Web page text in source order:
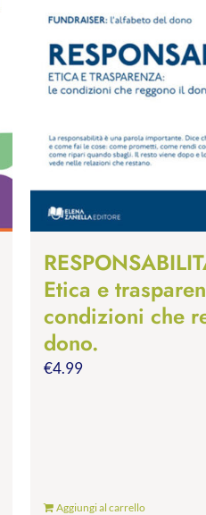
Etica e
condizioni che
dono.
€4.99
Aggiungi al carrello